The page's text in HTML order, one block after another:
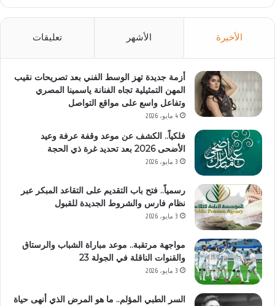
الأخيرة الأشهر تعليقات
أزمة جديدة تهز الوسط الفني بعد تصريحات نقيب
المهن التمثيلية تجاه الفنانة ياسمينا المصري
وتفاعل واسع على مواقع التواصل
4 مايو، 2026
فلكياً.. الكشف عن موعد وقفة عرفة وعيد
الأضحى 2026 بعد تحديد غرة ذي الحجة
3 مايو، 2026
رسمياً.. فتح باب التقديم على التقاعد المبكر عبر
نظام فارس والشروط الجديدة للقبول
3 مايو، 2026
مواجهة مرتقبة.. موعد مباراة الشباب والرستاق
والقنوات الناقلة في الجولة 23
3 مايو، 2026
السر الطبي المؤلم.. ما هو المرض الذي أنهى حياة